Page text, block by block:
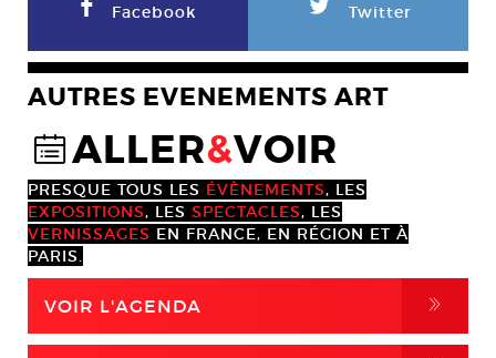
F Facebook L Twitter
AUTRES EVENEMENTS ART
@ALLER&VOIR
PRESQUE TOUS LES ÉVÈNEMENTS, LES
EXPOSITIONS, LES SPECTACLES, LES
VERNISSAGES EN FRANCE, EN RÉGION ET À
PARIS.
VOIR L'AGENDA ,